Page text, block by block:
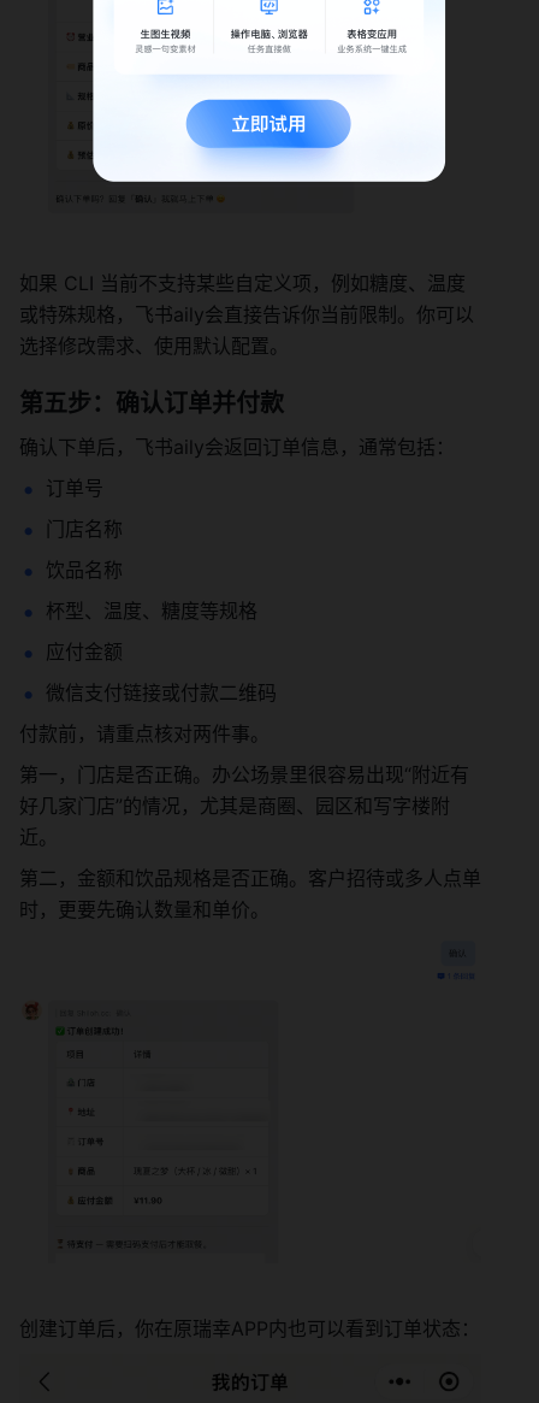
如果 CLI 当前不支持某些自定义项，例如糖度、温度
或特殊规格，飞书aily会直接告诉你当前限制。你可以
选择修改需求、使用默认配置。
第五步：确认订单并付款
确认下单后，飞书aily会返回订单信息，通常包括：
订单号
门店名称
饮品名称
杯型、温度、糖度等规格
应付金额
微信支付链接或付款二维码
付款前，请重点核对两件事。
第一，门店是否正确。办公场景里很容易出现“附近有
好几家门店”的情况，尤其是商圈、园区和写字楼附
近。
第二，金额和饮品规格是否正确。客户招待或多人点单
时，更要先确认数量和单价。
创建订单后，你在原瑞幸APP内也可以看到订单状态：